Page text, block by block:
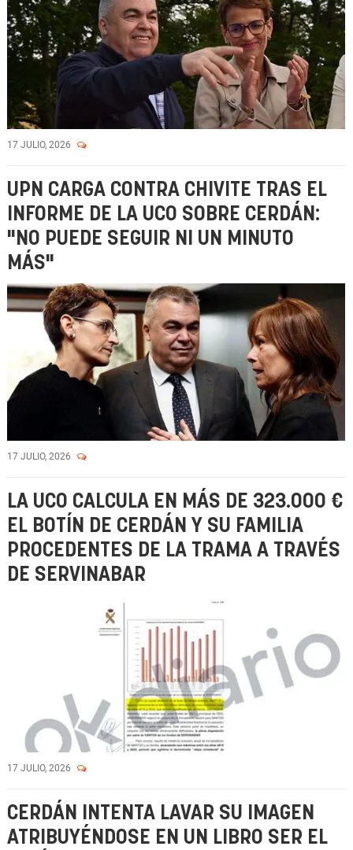
17 JULIO, 2026
UPN CARGA CONTRA CHIVITE TRAS EL
INFORME DE LA UCO SOBRE CERDÁN:
"NO PUEDE SEGUIR NI UN MINUTO
MÁS"
17 JULIO, 2026
LA UCO CALCULA EN MÁS DE 323.000 €
EL BOTÍN DE CERDÁN Y SU FAMILIA
PROCEDENTES DE LA TRAMA A TRAVÉS
DE SERVINABAR
17 JULIO, 2026
CERDÁN INTENTA LAVAR SU IMAGEN
ATRIBUYÉNDOSE EN UN LIBRO SER EL